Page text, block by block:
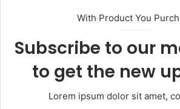
With Product You
Subscribe to our
to get the new
Lorem ipsum dolor sit amet,